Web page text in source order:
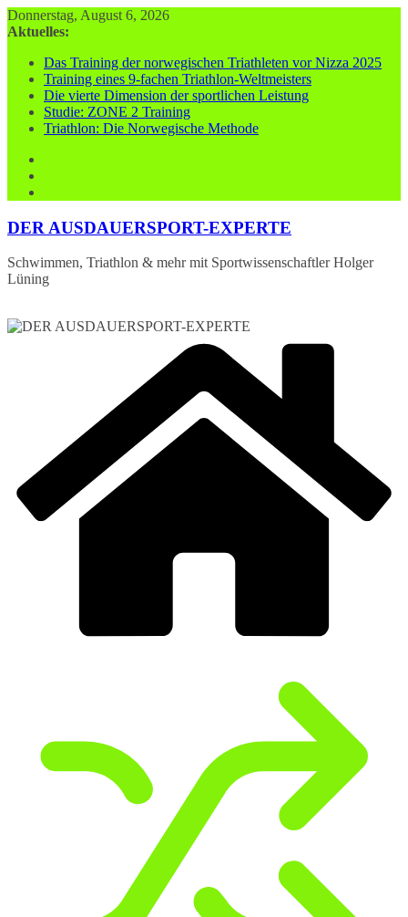
Zum
Inhalt
Donnerstag, August 6, 2026
Aktuelles:
Das Training der norwegischen Triathleten vor Nizza 2025
Training eines 9-fachen Triathlon-Weltmeisters
Die vierte Dimension der sportlichen Leistung
Studie: ZONE 2 Training
Triathlon: Die Norwegische Methode
DER AUSDAUERSPORT-EXPERTE
Schwimmen, Triathlon & mehr mit Sportwissenschaftler Holger
Lüning